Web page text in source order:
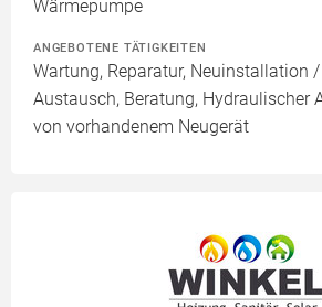
Wärmepumpe
ANGEBOTENE TÄTIGKEITEN
Wartung, Reparatur, Neuinstallation
Austausch, Beratung, Hydraulischer
von vorhandenem Neugerät